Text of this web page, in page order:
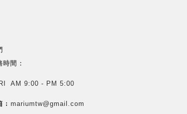
時間 :
AM 9:00 - PM 5:00
: mariumtw@gmail.com